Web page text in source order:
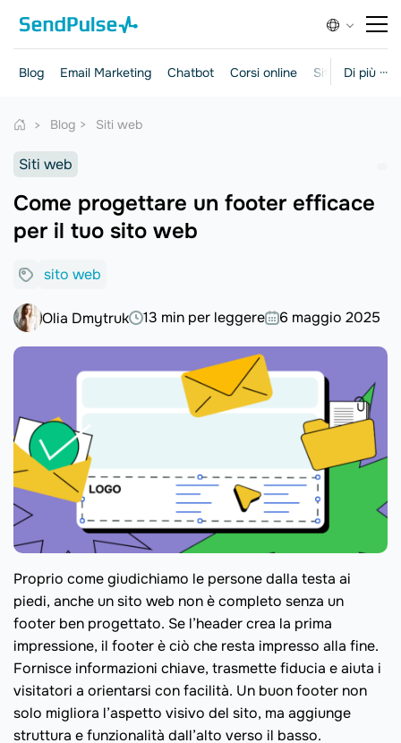
Di più ···
Blog Email Marketing Chatbot Corsi online Siti web
Blog Siti web
Siti web
Come progettare un footer efficace
per il tuo sito web
sito web
Olia Dmytruk 13 min per leggere 6 maggio 2025
Proprio come giudichiamo le persone dalla testa ai
piedi, anche un sito web non è completo senza un
footer ben progettato. Se l’header crea la prima
impressione, il footer è ciò che resta impresso alla fine.
Fornisce informazioni chiave, trasmette fiducia e aiuta i
visitatori a orientarsi con facilità. Un buon footer non
solo migliora l’aspetto visivo del sito, ma aggiunge
struttura e funzionalità dall’alto verso il basso.